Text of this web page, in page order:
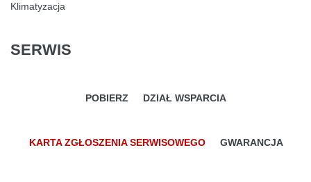
Klimatyzacja
SERWIS
POBIERZ DZIAŁ WSPARCIA
KARTA ZGŁOSZENIA SERWISOWEGO GWARANCJA